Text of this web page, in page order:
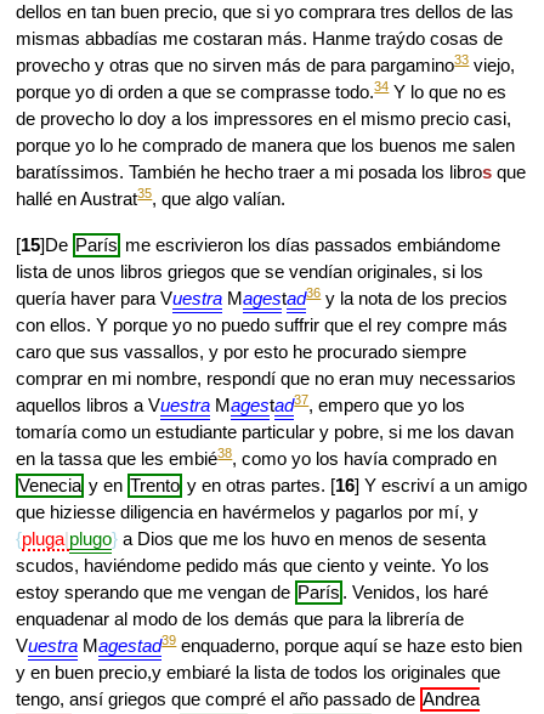
dellos en tan buen precio, que si yo comprara tres dellos de las
mismas abbadías me costaran más. Hanme traýdo cosas de
provecho y otras que no sirven más de para pargamino33viejo,
porque yo di orden a que se comprasse todo.34Y lo que no es
de provecho lo doy a los impressores en el mismo precio casi,
porque yo lo he comprado de manera que los buenos me salen
baratíssimos. También he hecho traer a mi posada los libros que
hallé en Austrat35, que algo valían.
[15]De París me escrivieron los días passados embiándome
lista de unos libros griegos que se vendían originales, si los
quería haver para Vuestra Magestad36y la nota de los precios
con ellos. Y porque yo no puedo suffrir que el rey compre más
caro que sus vassallos, y por esto he procurado siempre
comprar en mi nombre, respondí que no eran muy necessarios
aquellos libros a Vuestra Magestad37, empero que yo los
tomaría como un estudiante particular y pobre, si me los davan
en la tassa que les embié38, como yo los havía comprado en
Venecia y en Trento y en otras partes. [16] Y escriví a un amigo
que hiziesse diligencia en havérmelos y pagarlos por mí, y
pluga plugo a Dios que me los huvo en menos de sesenta
scudos, haviéndome pedido más que ciento y veinte. Yo los
estoy sperando que me vengan de París . Venidos, los haré
enquadenar al modo de los demás que para la librería de
Vuestra Magestad39enquaderno, porque aquí se haze esto bien
y en buen precio,y embiaré la lista de todos los originales que
tengo, ansí griegos que compré el año passado de Andrea